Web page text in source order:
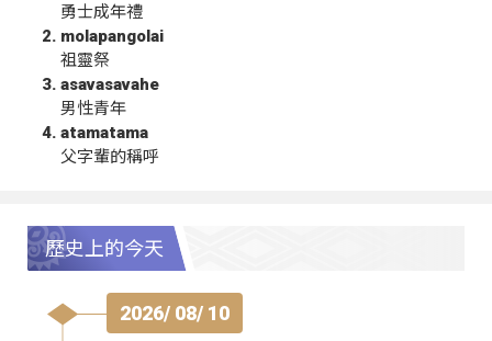
勇士成年禮
molapangolai
祖靈祭
asavasavahe
男性青年
atamatama
父字輩的稱呼
歷史上的今天
2026/ 08/ 10